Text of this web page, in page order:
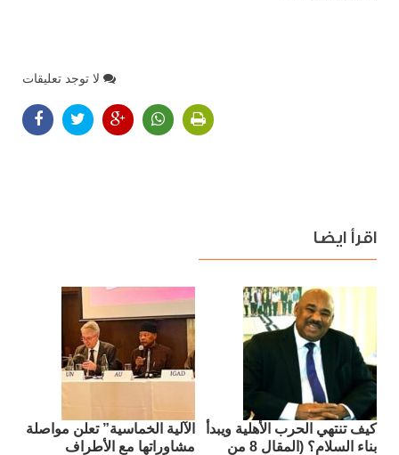
لا توجد تعليقات
اقرأ ايضا
كيف تنتهي الحرب الأهلية ويبدأ
بناء السلام؟ (المقال 8 من
الآلية الخماسية” تعلن مواصلة
مشاوراتها مع الأطراف